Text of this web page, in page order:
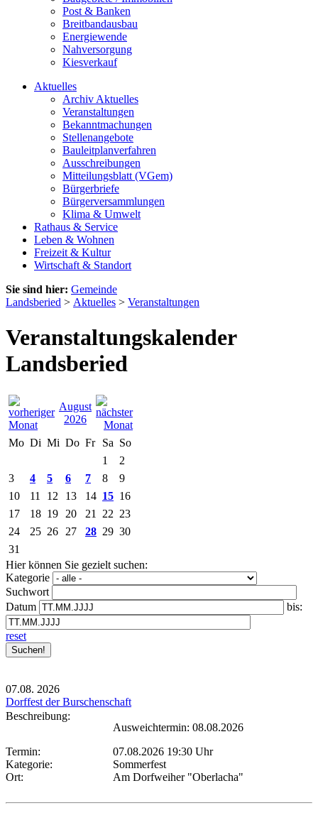
Post & Banken
Breitbandausbau
Energiewende
Nahversorgung
Kiesverkauf
Aktuelles
Archiv Aktuelles
Veranstaltungen
Bekanntmachungen
Stellenangebote
Bauleitplanverfahren
Ausschreibungen
Mitteilungsblatt (VGem)
Bürgerbriefe
Bürgerversammlungen
Klima & Umwelt
Rathaus & Service
Leben & Wohnen
Freizeit & Kultur
Wirtschaft & Standort
Sie sind hier: Gemeinde
Landsberied > Aktuelles > Veranstaltungen
Veranstaltungskalender
Landsberied
August
2026
Mo Di Mi Do Fr Sa So
1
2
3
4 5 6 7 8
9
10
11 12 13 14 15 16
17
18 19 20 21 22 23
24
25 26 27 28 29 30
31
Hier können Sie gezielt suchen:
Kategorie
Suchwort
Datum
bis:
reset
07.08. 2026
Dorffest der Burschenschaft
Beschreibung:
Ausweichtermin: 08.08.2026
Termin:
07.08.2026 19:30 Uhr
Kategorie:
Sommerfest
Ort:
Am Dorfweiher "Oberlacha"